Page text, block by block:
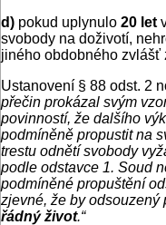
d) pokud uplynulo 20 let
svobody na doživotí,
jiného obdobného zvlášť
Ustanovení § 88 odst. 2
přečin prokázal svým
povinností, že dalšího
podmíněně propustit na
trestu odnětí svobody
podle odstavce 1. Soud
podmíněné propuštění
zjevné, že by odsouzený
řádný život.“